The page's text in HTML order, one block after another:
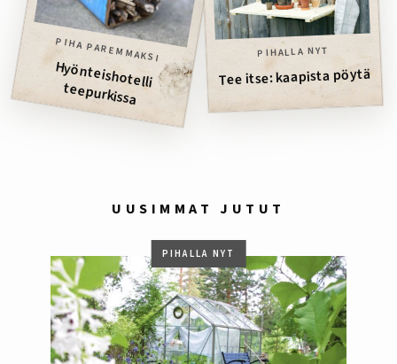
PIHA PAREMMAKSI
Hyönteishotelli
teepurkissa
PIHALLA NYT
Tee itse: kaapista pöytä
UUSIMMAT JUTUT
PIHALLA NYT